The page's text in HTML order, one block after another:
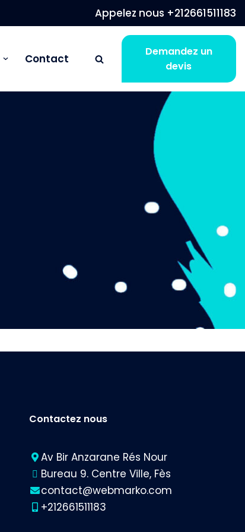
Appelez nous +212661511183
Contact
Demandez un
devis
Contactez nous
Av Bir Anzarane Rés Nour
Bureau 9. Centre Ville, Fès
contact@webmarko.com
+212661511183